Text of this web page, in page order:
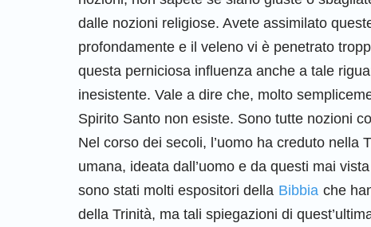
dalle nozioni religiose. Avete assimilato
profondamente e il veleno vi è penetrato
questa perniciosa influenza anche a tale
inesistente. Vale a dire che, molto
Spirito Santo non esiste. Sono tutte nozioni
Nel corso dei secoli, l’uomo ha creduto nella
umana, ideata dall’uomo e da questi mai
sono stati molti espositori della Bibbia che
della Trinità, ma tali spiegazioni di